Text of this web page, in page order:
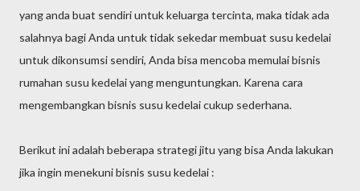
yang anda buat sendiri untuk keluarga tercinta, maka tidak ada
salahnya bagi Anda untuk tidak sekedar membuat susu kedelai
untuk dikonsumsi sendiri, Anda bisa mencoba memulai bisnis
rumahan susu kedelai yang menguntungkan. Karena cara
mengembangkan bisnis susu kedelai cukup sederhana.
Berikut ini adalah beberapa strategi jitu yang bisa Anda lakukan
jika ingin menekuni bisnis susu kedelai :